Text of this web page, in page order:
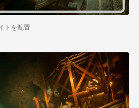
トを配置